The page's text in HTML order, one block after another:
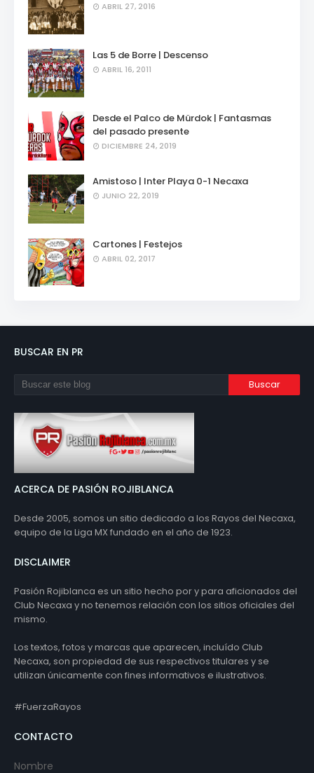
ABRIL 27, 2016
Las 5 de Borre | Descenso
ABRIL 16, 2011
Desde el Palco de Mürdok | Fantasmas
del pasado presente
DICIEMBRE 24, 2019
Amistoso | Inter Playa 0-1 Necaxa
JUNIO 22, 2019
Cartones | Festejos
ABRIL 02, 2017
BUSCAR EN PR
ACERCA DE PASIÓN ROJIBLANCA
Desde 2005, somos un sitio dedicado a los Rayos del Necaxa,
equipo de la Liga MX fundado en el año de 1923.
DISCLAIMER
Pasión Rojiblanca es un sitio hecho por y para aficionados del
Club Necaxa y no tenemos relación con los sitios oficiales del
mismo.
Los textos, fotos y marcas que aparecen, incluído Club
Necaxa, son propiedad de sus respectivos titulares y se
utilizan únicamente con fines informativos e ilustrativos.
#FuerzaRayos
CONTACTO
Nombre